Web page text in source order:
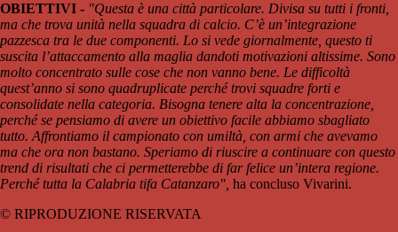
OBIETTIVI - "Questa è una città particolare. Divisa su tutti i fronti,
ma che trova unità nella squadra di calcio. C’è un’integrazione
pazzesca tra le due componenti. Lo si vede giornalmente, questo ti
suscita l’attaccamento alla maglia dandoti motivazioni altissime. Sono
molto concentrato sulle cose che non vanno bene. Le difficoltà
quest’anno si sono quadruplicate perché trovi squadre forti e
consolidate nella categoria. Bisogna tenere alta la concentrazione,
perché se pensiamo di avere un obiettivo facile abbiamo sbagliato
tutto. Affrontiamo il campionato con umiltà, con armi che avevamo
ma che ora non bastano. Speriamo di riuscire a continuare con questo
trend di risultati che ci permetterebbe di far felice un’intera regione.
Perché tutta la Calabria tifa Catanzaro", ha concluso Vivarini.
© RIPRODUZIONE RISERVATA